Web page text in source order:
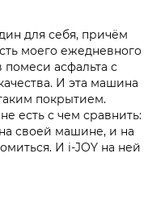
для себя, причём
моего ежедневного
асфальта с
И эта машина
покрытием.
есть с чем сравнить:
своей машине, и на
И i‑JOY на ней